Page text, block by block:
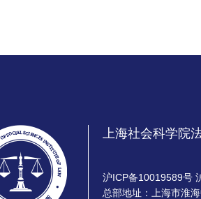
上海社会科学院
沪ICP备10019589号
总部地址：上海市淮